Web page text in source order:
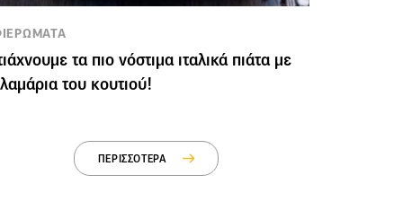
τα πιο νόστιμα ιταλικά πιάτα με
του κουτιού!
ΠΕΡΙΣΣΟΤΕΡΑ